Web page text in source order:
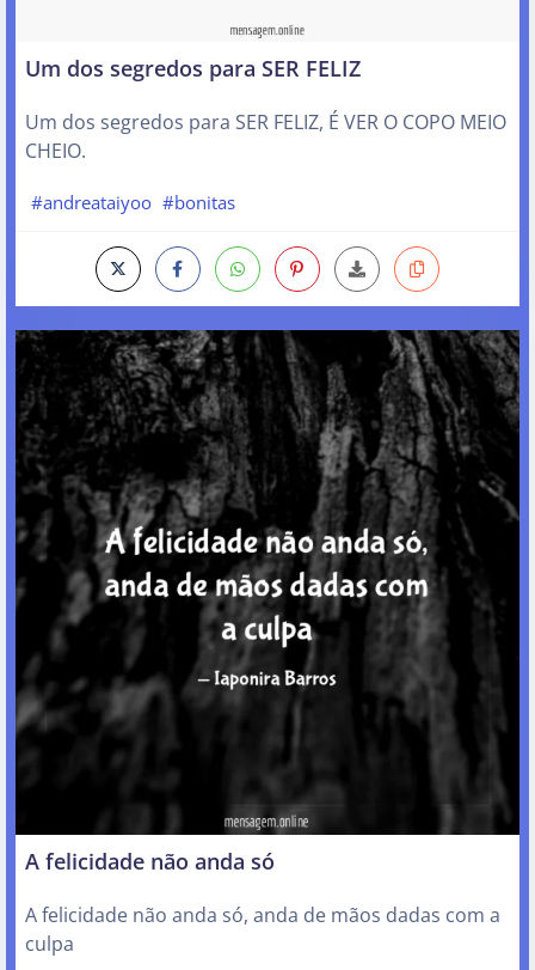
Um dos segredos para SER FELIZ
Um dos segredos para SER FELIZ, É VER O COPO MEIO
CHEIO.
#andreataiyoo #bonitas
A felicidade não anda só
A felicidade não anda só, anda de mãos dadas com a
culpa